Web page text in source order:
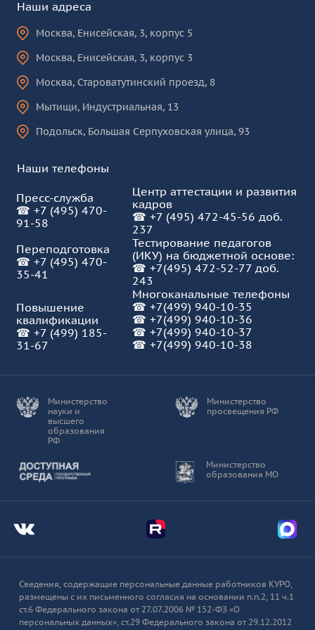
Позволяет школьникам не выходя из дома
знакомиться с основами цифровой
экономики, цифровых технологий и
программирования.
«Сириус.Онлайн»
Бесплатные общедоступные курсы.
Предназначены для использования в
образования.
БиблиоНавигаторы
Библиографические и информационные
рекомендательные ресурсы по детской и
юношеской литературе.
Библиогид
Путеводитель по детским и юношеским
книгам.
ПроДетЛит
литературы.
100 лучших новых книг для детей и
подростков
Это уникальный, экспертный,
Центральной детской библиотекой имени
А.П. Гайдара, издательской группой "Гранд-
ВебЛандия
Каталог лучших безопасных сайтов для
сделать пространство библиотек
обустроить библиотеку и сделать её
нужной людям? Секреты успеха от
Ирины Михновой и Антона Пурника
в книге "Эффективная библиотека":
Клуб друзей журнала
"СОВРЕМЕННАЯ БИБЛИОТЕКА":
https://www.facebook.com/groups/
Наши адреса
Москва, Енисейская, 3, корпус 5
Москва, Енисейская, 3, корпус 3
Москва, Староватутинский проезд, 8
Мытищи, Индустриальная, 13
Подольск, Большая Серпуховская улица, 93
Наши телефоны
Пресс-служба
☎ +7 (495) 470-
91-58
Центр аттестации и развития
кадров
☎ +7 (495) 472-45-56 доб.
237
Переподготовка
☎ +7 (495) 470-
35-41
Тестирование педагогов
(ИКУ) на бюджетной основе:
☎ +7(495) 472-52-77 доб.
243
Многоканальные телефоны
☎ +7(499) 940-10-35
☎ +7(499) 940-10-36
☎ +7(499) 940-10-37
☎ +7(499) 940-10-38
Повышение
квалификации
☎ +7 (499) 185-
31-67
Министерство
науки и
высшего
образования
РФ
Министерство
просвещения РФ
Министерство
образования МО
Доступная среда
Мы во Вконтакте Мы в Telegram Мы в
Сведения, содержащие персональные данные работников КУРО,
размещены с их письменного согласия на основании п.п.2, 11 ч.1
ст.6 Федерального закона от 27.07.2006 № 152-ФЗ «О
персональных данных», ст.29 Федерального закона от 29.12.2012